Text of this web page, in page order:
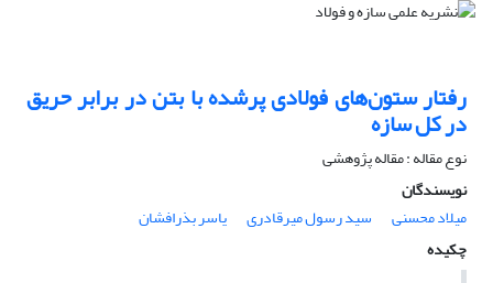
رفتار ستون‌های فولادی پرشده با بتن در برابر حریق
در کل سازه
نوع مقاله : مقاله پژوهشی
نویسندگان
میلاد محسنی
سید رسول میرقادری
یاسر بذرافشان
چکیده